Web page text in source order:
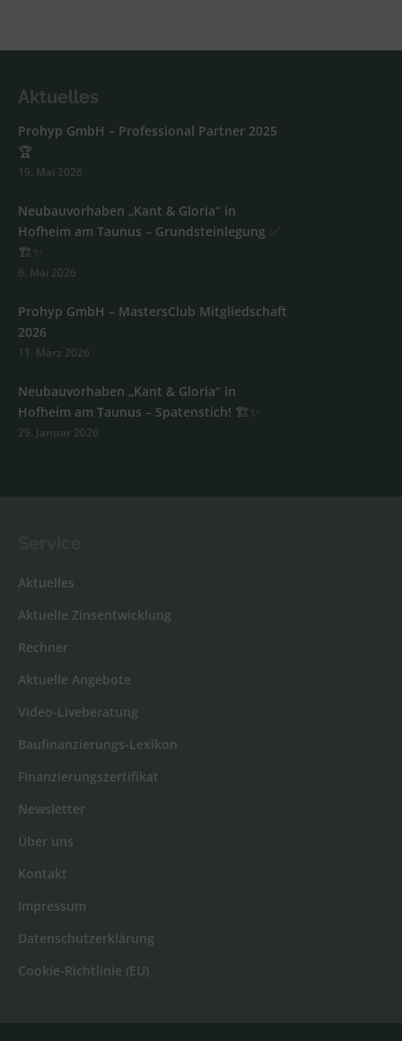
Aktuelles
Prohyp GmbH – Professional Partner 2025
🏆
19. Mai 2026
Neubauvorhaben „Kant & Gloria“ in
Hofheim am Taunus – Grundsteinlegung ✅
🏗️✨
6. Mai 2026
Prohyp GmbH – MastersClub Mitgliedschaft
2026
11. März 2026
Neubauvorhaben „Kant & Gloria“ in
Hofheim am Taunus – Spatenstich! 🏗️✨
29. Januar 2026
Aktuelles
Aktuelle Zinsentwicklung
Rechner
Aktuelle Angebote
Video-Liveberatung
Baufinanzierungs-Lexikon
Finanzierungszertifikat
Newsletter
Über uns
Kontakt
Impressum
Datenschutzerklärung
Cookie-Richtlinie (EU)